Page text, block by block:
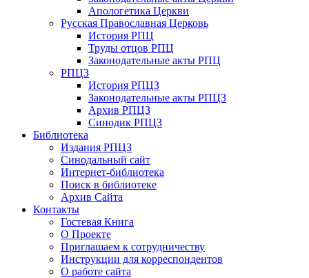
Апологетика Церкви
Русская Православная Церковь
История РПЦ
Труды отцов РПЦ
Законодательные акты РПЦ
РПЦЗ
История РПЦЗ
Законодательные акты РПЦЗ
Архив РПЦЗ
Синодик РПЦЗ
Библиотека
Издания РПЦЗ
Синодальный сайт
Интернет-библиотека
Поиск в библиотеке
Архив Сайта
Контакты
Гостевая Книга
О Проекте
Приглашаем к сотрудничеству
Инструкции для корреспондентов
О работе сайта